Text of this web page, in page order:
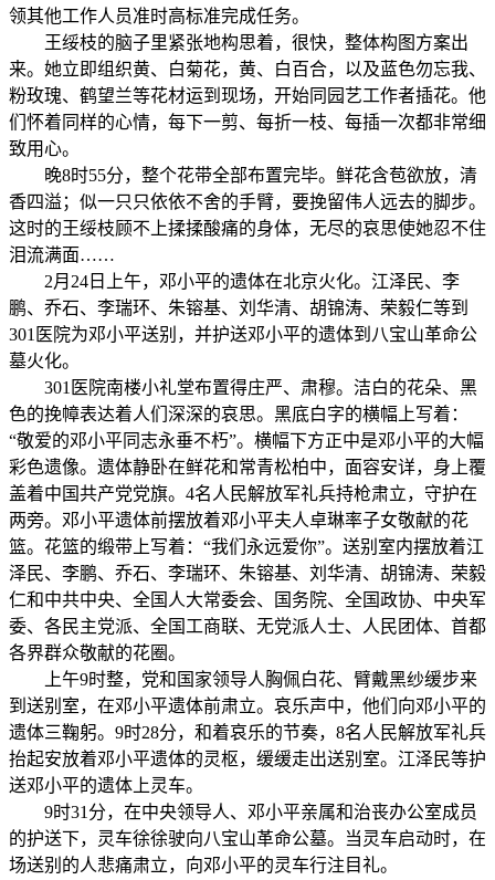
领其他工作人员准时高标准完成任务。
王绥枝的脑子里紧张地构思着，很快，整体构图方案出
来。她立即组织黄、白菊花，黄、白百合，以及蓝色勿忘我、
粉玫瑰、鹤望兰等花材运到现场，开始同园艺工作者插花。他
们怀着同样的心情，每下一剪、每折一枝、每插一次都非常细
致用心。
晚8时55分，整个花带全部布置完毕。鲜花含苞欲放，清
香四溢；似一只只依依不舍的手臂，要挽留伟人远去的脚步。
这时的王绥枝顾不上揉揉酸痛的身体，无尽的哀思使她忍不住
泪流满面……
2月24日上午，邓小平的遗体在北京火化。江泽民、李
鹏、乔石、李瑞环、朱镕基、刘华清、胡锦涛、荣毅仁等到
301医院为邓小平送别，并护送邓小平的遗体到八宝山革命公
墓火化。
301医院南楼小礼堂布置得庄严、肃穆。洁白的花朵、黑
色的挽幛表达着人们深深的哀思。黑底白字的横幅上写着：
“敬爱的邓小平同志永垂不朽”。横幅下方正中是邓小平的大幅
彩色遗像。遗体静卧在鲜花和常青松柏中，面容安详，身上覆
盖着中国共产党党旗。4名人民解放军礼兵持枪肃立，守护在
两旁。邓小平遗体前摆放着邓小平夫人卓琳率子女敬献的花
篮。花篮的缎带上写着：“我们永远爱你”。送别室内摆放着江
泽民、李鹏、乔石、李瑞环、朱镕基、刘华清、胡锦涛、荣毅
仁和中共中央、全国人大常委会、国务院、全国政协、中央军
委、各民主党派、全国工商联、无党派人士、人民团体、首都
各界群众敬献的花圈。
上午9时整，党和国家领导人胸佩白花、臂戴黑纱缓步来
到送别室，在邓小平遗体前肃立。哀乐声中，他们向邓小平的
遗体三鞠躬。9时28分，和着哀乐的节奏，8名人民解放军礼兵
抬起安放着邓小平遗体的灵枢，缓缓走出送别室。江泽民等护
送邓小平的遗体上灵车。
9时31分，在中央领导人、邓小平亲属和治丧办公室成员
的护送下，灵车徐徐驶向八宝山革命公墓。当灵车启动时，在
场送别的人悲痛肃立，向邓小平的灵车行注目礼。